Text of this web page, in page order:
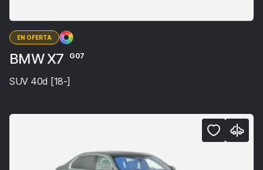
EN OFERTA
BMW X7 G07
SUV 40d [18-]